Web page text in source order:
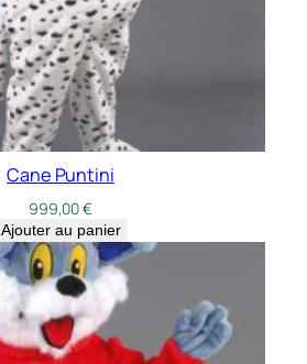
Cane Puntini
999,00€
Ajouter au panier